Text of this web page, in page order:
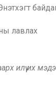
лавлах
илүү их